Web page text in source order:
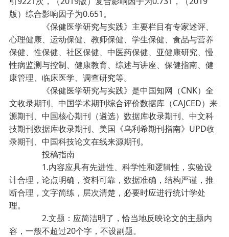
版）综合影响因子为0.651。
《保健医学研究与实践》主要栏目有专家述评、
心理健康、运动保健、教师保健、学生保健、食品与营养
保健、性保健、社区保健、中医药保健、亚健康研究、慢
性病监测与控制、健康教育、综述与讲座、保健指南、健
康管理、临床医学、调查研究等。
《保健医学研究与实践》是中国知网（CNK）全
文收录期刊、中国学术期刊综合评价数据库（CAJCED）来
源期刊、中国核心期刊（遴选）数据库收录期刊、中文科
技期刊数据库收录期刊、美国《乌利希期刊指南》UPD收
录期刊、中国科技论文在线来源期刊。
投稿指南
1.内容应具有先进性、科学性和逻辑性，实验设
计合理，论点明确，资料可靠，数据准确，结构严谨，推
断合理，文字简练，层次清楚，必要时应进行统计学处
理。
2.文题：应简洁明了，恰当地反映论文的主题内
容，一般不超过20个字，不设副题。